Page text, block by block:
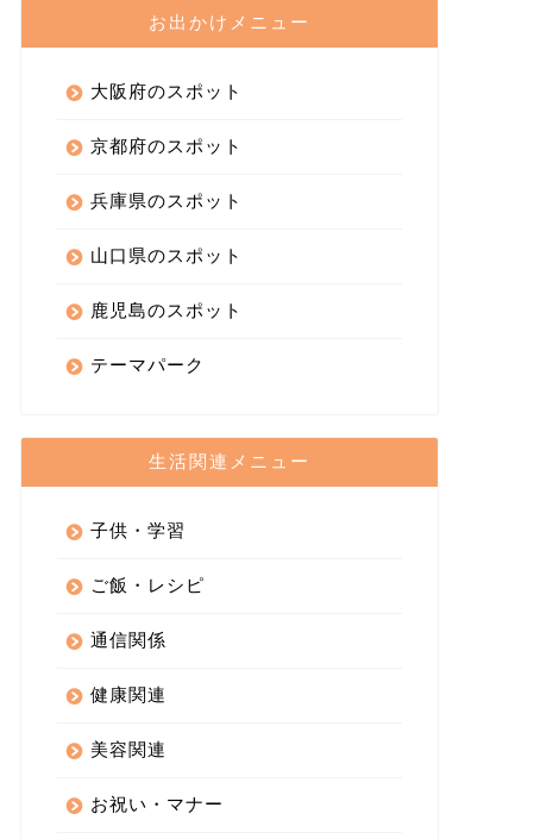
お出かけメニュー
大阪府のスポット
京都府のスポット
兵庫県のスポット
山口県のスポット
鹿児島のスポット
テーマパーク
生活関連メニュー
子供・学習
ご飯・レシピ
通信関係
健康関連
美容関連
お祝い・マナー